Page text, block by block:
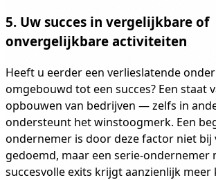
5. Uw succes in vergelijkbare of
onvergelijkbare activiteiten
Heeft u eerder een verlieslatende
omgebouwd tot een succes? Een staat
opbouwen van bedrijven — zelfs in
ondersteunt het winstoogmerk. Een
ondernemer is door deze factor niet bij
gedoemd, maar een serie-ondernemer
succesvolle exits krijgt aanzienlijk meer